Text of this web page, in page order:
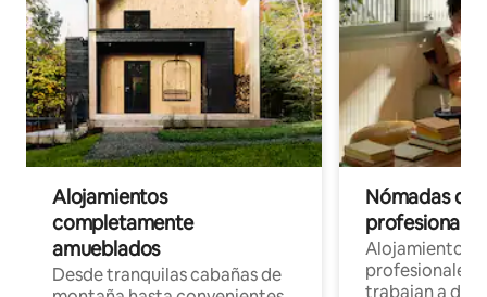
Alojamientos
completamente
amueblados
Desde tranquilas cabañas de
Nómadas
Alojamientos
profesionales
trabajan a